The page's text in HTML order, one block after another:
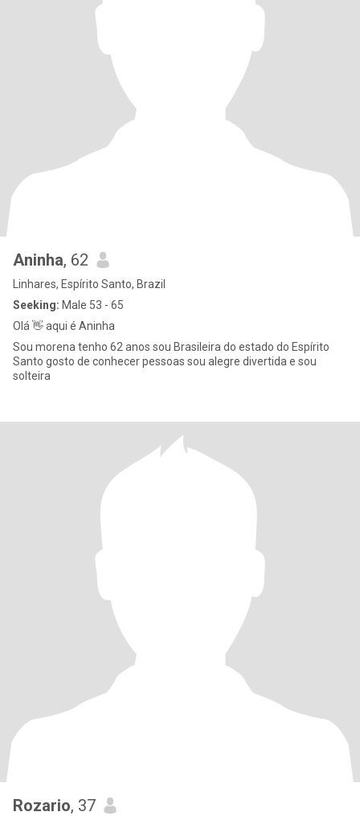
Aninha, 62
Linhares, Espírito Santo, Brazil
Seeking: Male 53 - 65
Olá 👋 aqui é Aninha
Sou morena tenho 62 anos sou Brasileira do estado do Espírito
Santo gosto de conhecer pessoas sou alegre divertida e sou
solteira
Rozario, 37